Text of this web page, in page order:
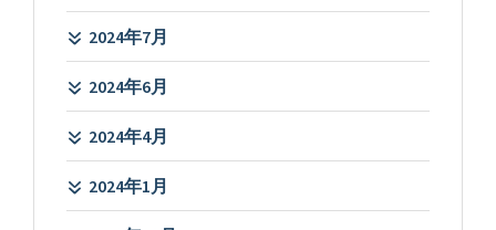
2024年7月
2024年6月
2024年4月
2024年1月